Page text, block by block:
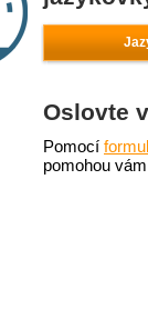
Oslovte
Pomocí
pomohou